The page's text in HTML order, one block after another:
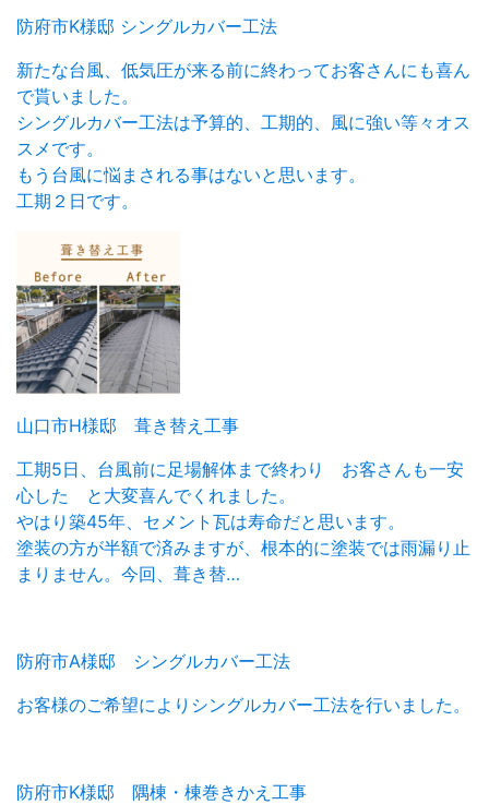
防府市K様邸 シングルカバー工法
新たな台風、低気圧が来る前に終わってお客さんにも喜ん
で貰いました。
シングルカバー工法は予算的、工期的、風に強い等々オス
スメです。
もう台風に悩まされる事はないと思います。
工期２日です。
山口市H様邸 葺き替え工事
工期5日、台風前に足場解体まで終わり お客さんも一安
心した と大変喜んでくれました。
やはり築45年、セメント瓦は寿命だと思います。
塗装の方が半額で済みますが、根本的に塗装では雨漏り止
まりません。今回、葺き替…
防府市A様邸 シングルカバー工法
お客様のご希望によりシングルカバー工法を行いました。
防府市K様邸 隅棟・棟巻きかえ工事